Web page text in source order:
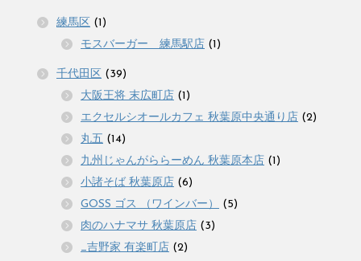
練馬区 (1)
モスバーガー 練馬駅店 (1)
千代田区 (39)
大阪王将 末広町店 (1)
エクセルシオールカフェ 秋葉原中央通り店 (2)
丸五 (14)
九州じゃんがららーめん 秋葉原本店 (1)
小諸そば 秋葉原店 (6)
GOSS ゴス （ワインバー）
(5)
肉のハナマサ 秋葉原店 (3)
_吉野家 有楽町店 (2)